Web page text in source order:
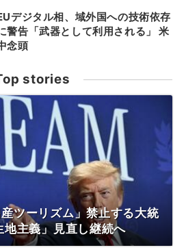
デジタル相、域外国への技術依存
警告「武器として利用される」 米
念頭
stories
ツーリズム」禁止する大統
地主義」見直し継続へ